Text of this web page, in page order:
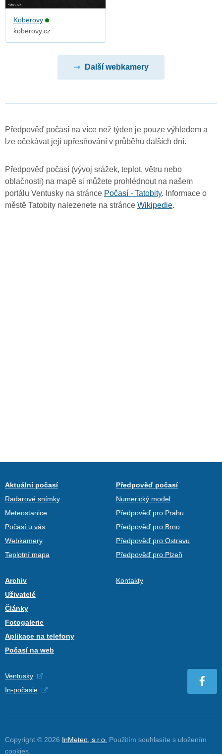
Koberovy
koberovy.cz
Další webkamery
Předpověď počasí na více než týden je pouze výhledem a
lze očekávat její upřesňování v průběhu dalších dní.
Předpověď počasí (vývoj srážek, teplot, větru nebo
oblačnosti) na mapě si můžete prohlédnout na našem
portálu Ventusky na stránce Počasí - Tatobity. Informace o
městě Tatobity nalezenete na stránce Wikipedie.
Aktuální počasí
Radarové snímky
Meteostanice
Počasí u vás
Webkamery
Teplotní mapa
Předpověď počasí
Numerický model
Předpověď pro Prahu
Předpověď pro Brno
Předpověď pro Ostravu
Předpověď pro Plzeň
Archiv
Uživatelé
Články
Fotogalerie
Aplikace na telefony
Počasí na web
Kontakty
Ventusky
In-počasie
Copyright © 2026 InMeteo, s.r.o. Použitím souhlasíte s uložením
cookies